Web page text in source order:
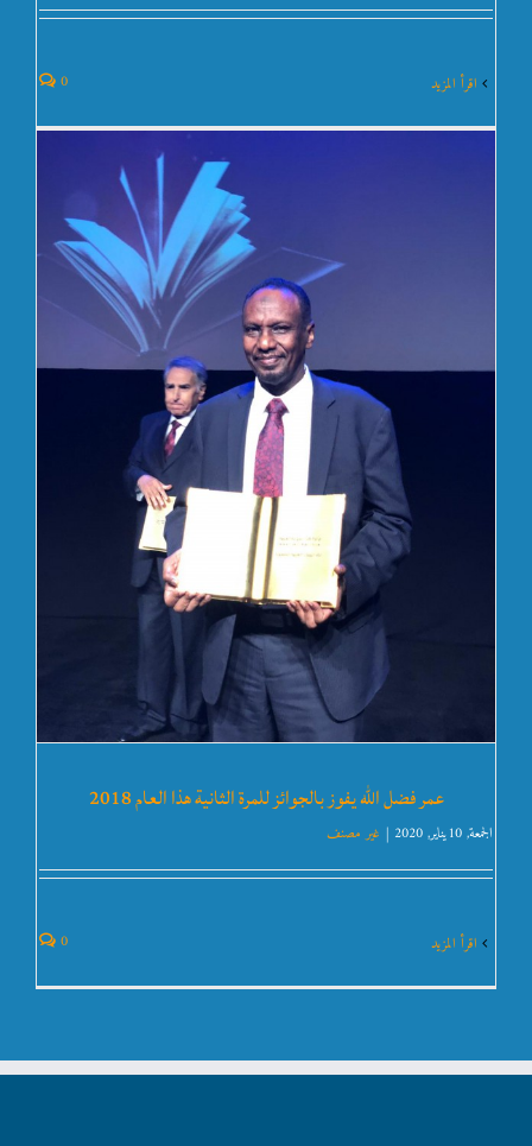
0
عمر فضل الله يفوز بالجوائز للمرة الثانية هذا العام 2018
الجمعة, 10يناير, 2020 | غير مصنف
0